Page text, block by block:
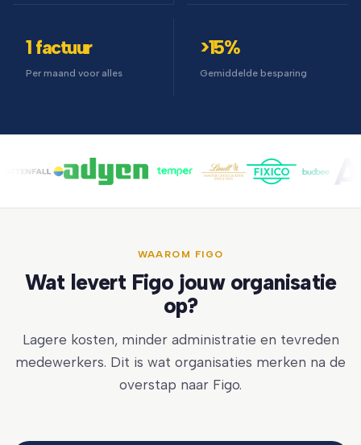
1 factuur
Per maand voor alles
>15%
Gemiddelde besparing
WAAROM FIGO
Wat levert Figo jouw organisatie
op?
Lagere kosten, minder administratie en tevreden
medewerkers. Dit is wat organisaties merken na de
overstap naar Figo.